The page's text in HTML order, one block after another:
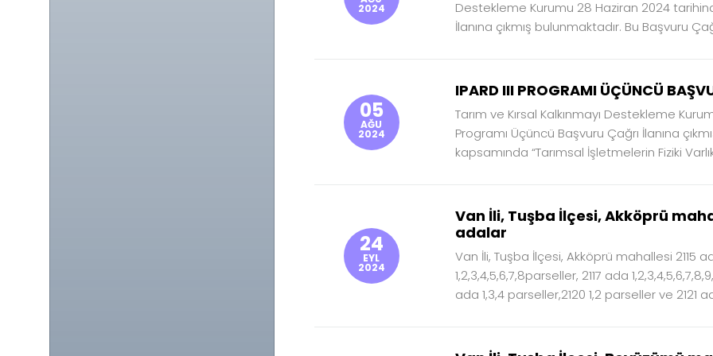
2024
Destekleme Kurumu 28 Haziran 2024
İlanına çıkmış bulunmaktadır. Bu Başvuru
05
AĞU
2024
IPARD III PROGRAMI ÜÇÜNCÜ
Tarım ve Kırsal Kalkınmayı Destekleme
Programı Üçüncü Başvuru Çağrı İlanına
kapsamında “Tarımsal İşletmelerin Fiziki
24
EYL
2024
Van İli, Tuşba İlçesi, Akköprü
adalar
Van İli, Tuşba İlçesi, Akköprü mahallesi 2115
1,2,3,4,5,6,7,8parseller, 2117 ada
ada 1,3,4 parseller,2120 1,2 parseller ve 2121